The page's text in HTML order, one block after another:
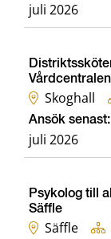
juli 2026
Vårdcentralen
Skoghall
Ansök senast:
juli 2026
Psykolog till
Säffle
Säffle